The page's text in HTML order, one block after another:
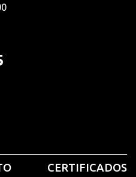
CERTIFICADOS